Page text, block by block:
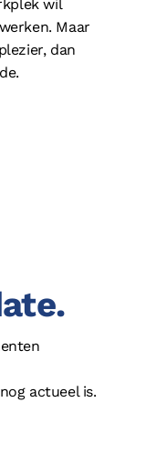
wil
Maar
dan
actueel is.